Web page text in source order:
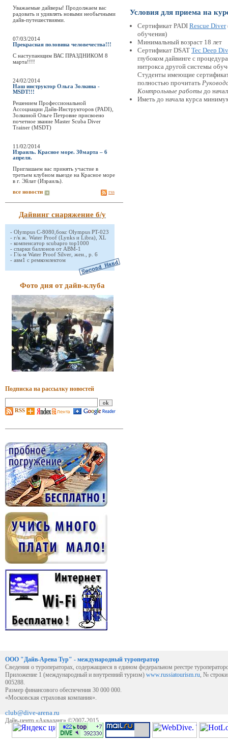
Уважаемые дайверы! Продолжаем вас
радовать и удивлять новыми необычными
дайв-путешествиями.
07/03/2014
Прекрасная половина человечества!!!
C наступающим ВАС ПРАЗДНИКОМ 8
марта!!!!
24/02/2014
Наш инструктор Ольга Золкина -
MSDT!!!
Решением Профессиональной
Ассоциации Дайв-Инструкторов (PADI),
Золкиной Ольге Петровне присвоено
почетное звание Master Scuba Diver
Trainer (MSDT)
11/02/2014
Израиль. Красное море. 30марта – 6
апреля.
Приглашаем вас принять участие в
третьем клубном выезде на Красное море
в г. Эйлат (Израиль).
все новости rss
Дайвинг снаряжение б/у
- Olympus C-8080,бокс Olympus PT-023
- г/к ж. Water Proof (Lynks и Libra), XL
- компенсатор scubapro top1000
- спарки баллонов от АВМ-1
- Г/к-м Water Proof Silver, жен., р. 6
- авм1 с ремкомлектом
Фото дня от дайв-клуба
Подписка на рассылку новостей
RSS
Условия для приема на
Сертификат PADI Rescue Diver
обучения)
Минимальный возраст 18 лет
Сертификат DSAT Tec Deep
глубоком дайвинге с
нитрокса другой системы
Студенты имеющие
полностью прочитать
Контрольные работы до
Иметь до начала курса
ООО "Дайв-Арена Тур" - международный туроператор
Сведения о туроператорах, содержащиеся в едином федеральном реестре
Приложение 1 (международный и внутренний туризм) www.russiatourism.ru, №
005288.
Размер финансового обеспечения 30 000 000.
«Московская страховая компания».
club@dive-arena.ru
Дайв-центр «Акваланг» ©2007-2015